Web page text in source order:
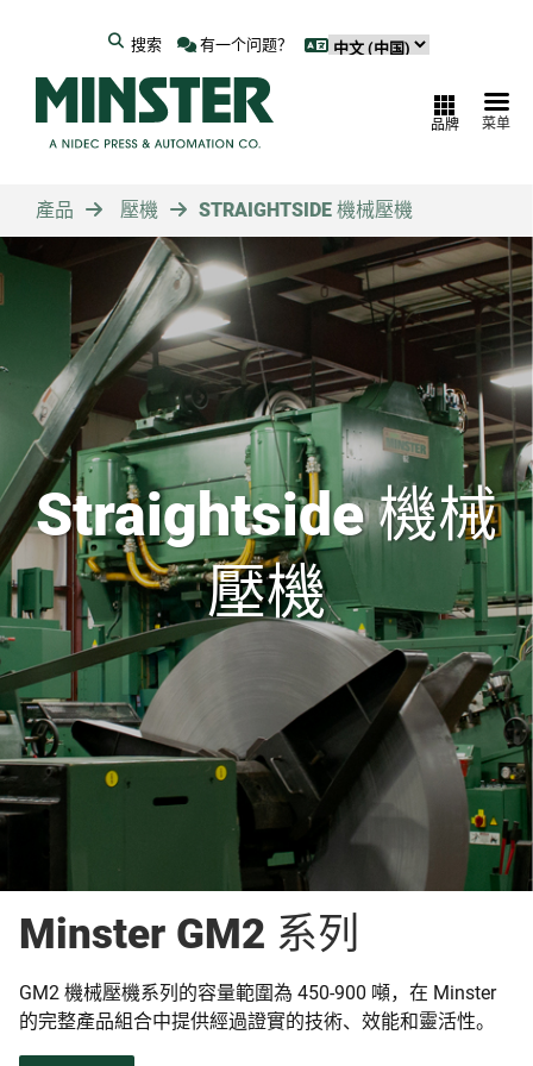
有一个问题？
搜索
菜单
品牌
產品 壓機 STRAIGHTSIDE 機械壓機
Straightside 機械
壓機
Minster GM2 系列
GM2 機械壓機系列的容量範圍為 450-900 噸，在 Minster
的完整產品組合中提供經過證實的技術、效能和靈活性。